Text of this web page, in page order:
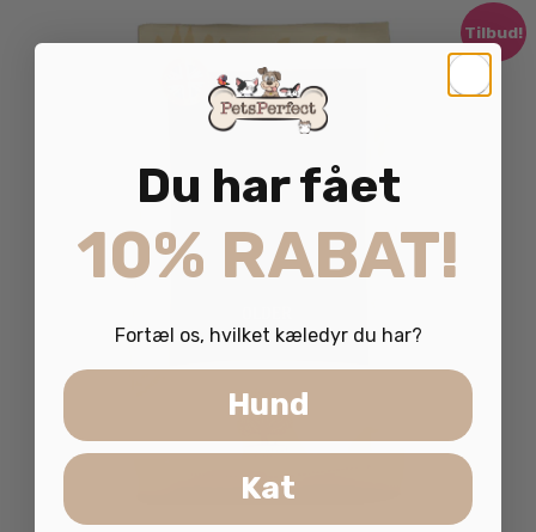
Tilbud!
Du har fået
10% RABAT!
Fortæl os, hvilket kæledyr du har?
Hund
Kat